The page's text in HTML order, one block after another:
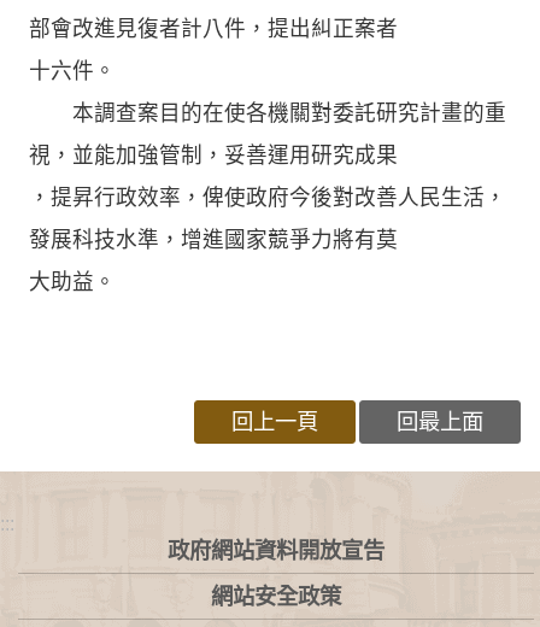
部會改進見復者計八件，提出糾正案者
十六件。
本調查案目的在使各機關對委託研究計畫的重
視，並能加強管制，妥善運用研究成果
，提昇行政效率，俾使政府今後對改善人民生活，
發展科技水準，增進國家競爭力將有莫
大助益。
回上一頁 回最上面
:::
政府網站資料開放宣告
網站安全政策